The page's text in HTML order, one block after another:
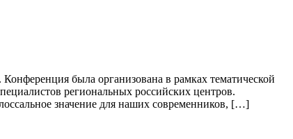
была организована в рамках тематической
региональных российских центров.
значение для наших современников, […]